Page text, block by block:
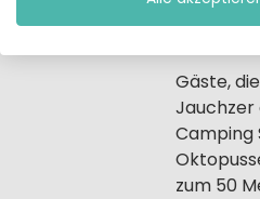
Gäste,
Jauchzer
Camping
zum 50